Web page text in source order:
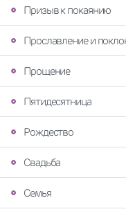
Призыв к покаянию
Прославление и
Прощение
Пятидесятница
Рождество
Свадьба
Семья